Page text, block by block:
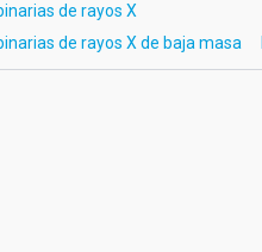
de rayos X
de rayos X de baja masa